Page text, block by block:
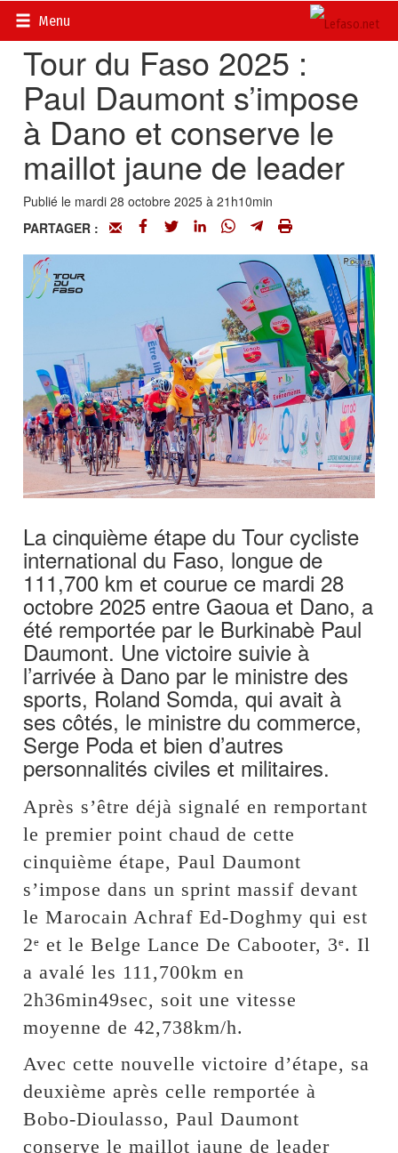
Menu
Accueil>
Tour du Faso 2025 :
Paul Daumont s’impose
à Dano et conserve le
maillot jaune de leader
Publié le mardi 28 octobre 2025 à 21h10min
PARTAGER :
La cinquième étape du Tour cycliste
international du Faso, longue de
111,700 km et courue ce mardi 28
octobre 2025 entre Gaoua et Dano, a
été remportée par le Burkinabè Paul
Daumont. Une victoire suivie à
l’arrivée à Dano par le ministre des
sports, Roland Somda, qui avait à
ses côtés, le ministre du commerce,
Serge Poda et bien d’autres
personnalités civiles et militaires.
Après s’être déjà signalé en remportant
le premier point chaud de cette
cinquième étape, Paul Daumont
s’impose dans un sprint massif devant
le Marocain Achraf Ed-Doghmy qui est
2ᵉ et le Belge Lance De Cabooter, 3ᵉ. Il
a avalé les 111,700km en
2h36min49sec, soit une vitesse
moyenne de 42,738km/h.
Avec cette nouvelle victoire d’étape, sa
deuxième après celle remportée à
Bobo-Dioulasso, Paul Daumont
conserve le maillot jaune de leader